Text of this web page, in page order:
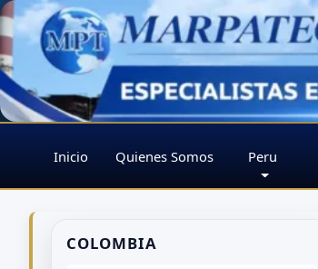
Inicio Quienes Somos Peru
COLOMBIA